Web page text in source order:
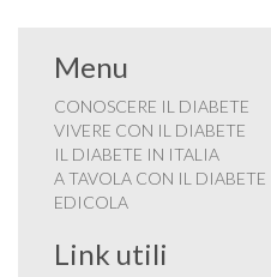
Menu
CONOSCERE IL DIABETE
VIVERE CON IL DIABETE
IL DIABETE IN ITALIA
A TAVOLA CON IL DIABETE
EDICOLA
Link utili